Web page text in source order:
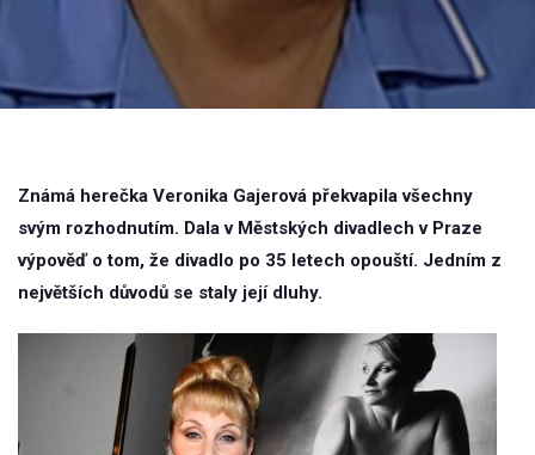
Známá herečka Veronika Gajerová překvapila všechny
svým rozhodnutím. Dala v Městských divadlech v Praze
výpověď o tom, že divadlo po 35 letech opouští. Jedním z
největších důvodů se staly její dluhy.